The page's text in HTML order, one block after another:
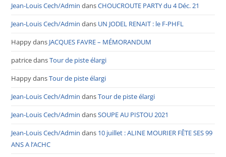
Jean-Louis Cech/Admin dansCHOUCROUTE PARTY du 4 Déc. 21
Jean-Louis Cech/Admin dans UN JODEL RENAIT : le F-PHFL
Happydans JACQUES FAVRE – MÉMORANDUM
patricedansTour de piste élargi
HappydansTour de piste élargi
Jean-Louis Cech/Admin dansTour de piste élargi
Jean-Louis Cech/Admin dansSOUPE AU PISTOU 2021
Jean-Louis Cech/Admin dans 10 juillet : ALINE MOURIER FÊTE SES 99
ANS A l’ACHC